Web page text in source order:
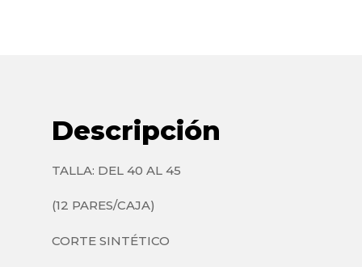
Descripción
TALLA: DEL 40 AL 45
(12 PARES/CAJA)
CORTE SINTÉTICO